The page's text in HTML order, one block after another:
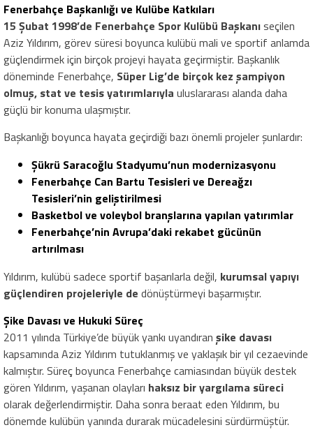
Fenerbahçe Başkanlığı ve Kulübe Katkıları
15 Şubat 1998’de Fenerbahçe Spor Kulübü Başkanıseçilen
Aziz Yıldırım, görev süresi boyunca kulübü mali ve sportif anlamda
güçlendirmek için birçok projeyi hayata geçirmiştir. Başkanlık
döneminde Fenerbahçe, Süper Lig’de birçok kez şampiyon
olmuş, stat ve tesis yatırımlarıyla uluslararası alanda daha
güçlü bir konuma ulaşmıştır.
Başkanlığı boyunca hayata geçirdiği bazı önemli projeler şunlardır:
Şükrü Saracoğlu Stadyumu’nun modernizasyonu
Fenerbahçe Can Bartu Tesisleri ve Dereağzı
Tesisleri’nin geliştirilmesi
Basketbol ve voleybol branşlarına yapılan yatırımlar
Fenerbahçe’nin Avrupa’daki rekabet gücünün
artırılması
Yıldırım, kulübü sadece sportif başarılarla değil, kurumsal yapıyı
güçlendiren projeleriyle de dönüştürmeyi başarmıştır.
Şike Davası ve Hukuki Süreç
2011 yılında Türkiye’de büyük yankı uyandıran şike davası
kapsamında Aziz Yıldırım tutuklanmış ve yaklaşık bir yıl cezaevinde
kalmıştır. Süreç boyunca Fenerbahçe camiasından büyük destek
gören Yıldırım, yaşanan olayları haksız bir yargılama süreci
olarak değerlendirmiştir. Daha sonra beraat eden Yıldırım, bu
dönemde kulübün yanında durarak mücadelesini sürdürmüştür.